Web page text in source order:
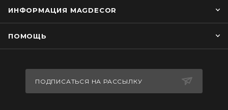
ИНФОРМАЦИЯ MAGDECOR
ПОМОЩЬ
ПОДПИСАТЬСЯ НА РАССЫЛКУ